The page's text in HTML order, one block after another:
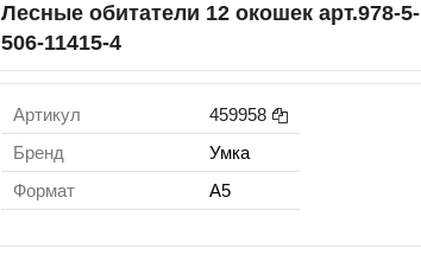
Лесные обитатели 12 окошек арт.978-5-
506-11415-4
Артикул
459958
Бренд
Умка
Формат
А5